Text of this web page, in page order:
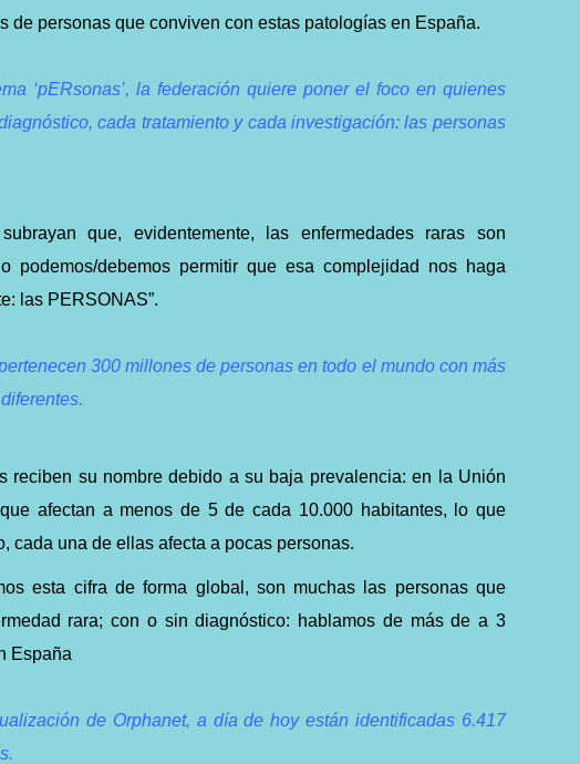
de personas que conviven con estas patologías en España.
‘pERsonas’, la federación quiere poner el foco en quienes
cada tratamiento y cada investigación: las personas
que, evidentemente, las enfermedades raras son
podemos/debemos permitir que esa complejidad nos haga
las PERSONAS”.
300 millones de personas en todo el mundo con más
reciben su nombre debido a su baja prevalencia: en la Unión
afectan a menos de 5 de cada 10.000 habitantes, lo que
cada una de ellas afecta a pocas personas.
esta cifra de forma global, son muchas las personas que
rara; con o sin diagnóstico: hablamos de más de a 3
España
de Orphanet, a día de hoy están identificadas 6.417